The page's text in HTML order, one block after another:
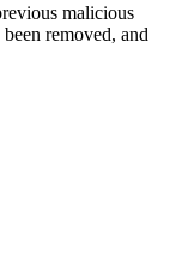
malicious
removed, and